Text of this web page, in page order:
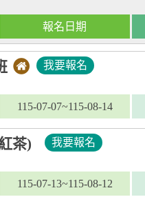
報名日期
我要報名
115-07-07~115-08-14
茶)
我要報名
115-07-13~115-08-12